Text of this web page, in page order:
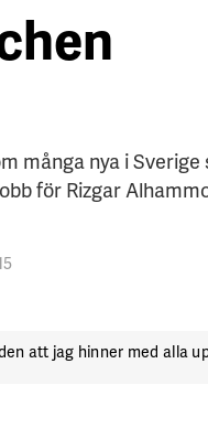
många nya i Sverige
för Rizgar
att jag hinner med alla